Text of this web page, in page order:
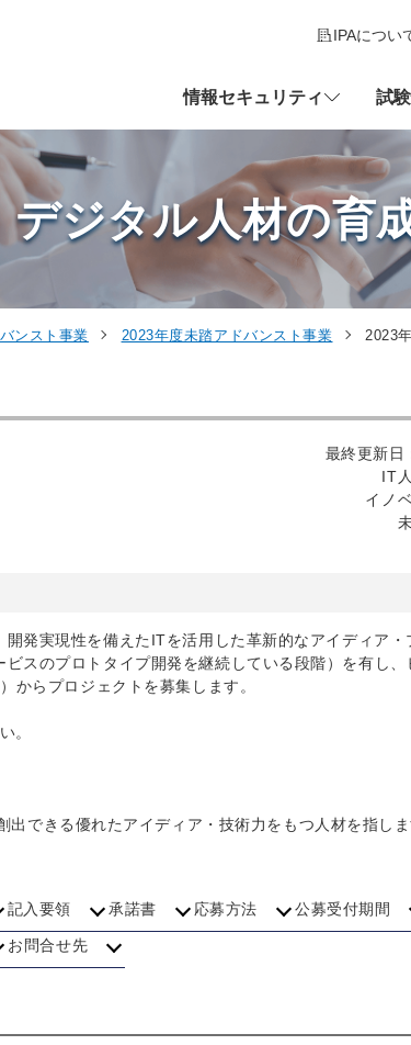
IPAについ
情報セキュリティ 試
デジタル人材の育
ンスト事業 2023年度未踏アドバンスト事業 2023
最終更新日
IT
イノ
発実現性を備えたITを活用した革新的なアイディア・
スのプロトタイプ開発を継続している段階）を有し、
からプロジェクトを募集します。
。
できる優れたアイディア・技術力をもつ人材を指しま
記入要領 承諾書 応募方法 公募受付期間
お問合せ先